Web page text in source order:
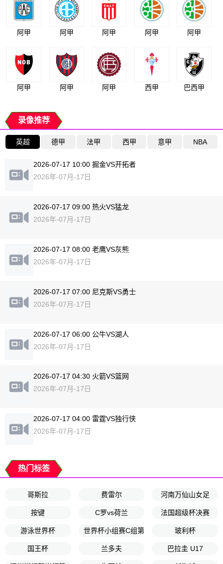
阿甲 阿甲 阿甲 阿甲 阿甲
阿甲 阿甲 阿甲 西甲 巴西甲
录像推荐
英超 德甲 法甲 西甲 意甲 NBA
2026-07-17 10:00 掘金VS开拓者
2026年-07月-17日
2026-07-17 09:00 热火VS猛龙
2026年-07月-17日
2026-07-17 08:00 老鹰VS灰熊
2026年-07月-17日
2026-07-17 07:00 尼克斯VS勇士
2026年-07月-17日
2026-07-17 06:00 公牛VS湖人
2026年-07月-17日
2026-07-17 04:30 火箭VS篮网
2026年-07月-17日
2026-07-17 04:00 雷霆VS独行侠
2026年-07月-17日
热门标签
哥斯拉 费雷尔 河南万仙山女足
按键 C罗vs荷兰 法国超级杯决赛
游泳世界杯 世界杯小组赛C组第2轮 玻利杯
国王杯 兰多夫 巴拉圭 U17